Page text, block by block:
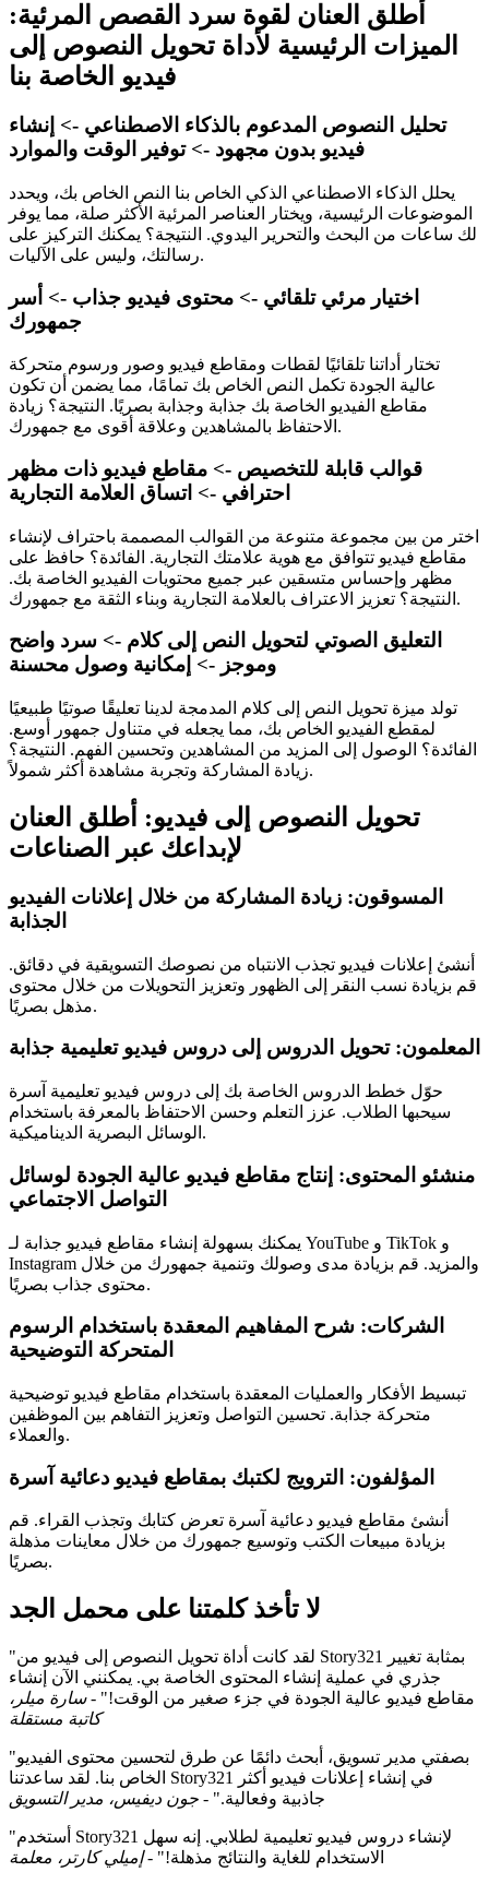
أطلق العنان لقوة سرد القصص المرئية:
الميزات الرئيسية لأداة تحويل النصوص إلى
فيديو الخاصة بنا
تحليل النصوص المدعوم بالذكاء الاصطناعي -> إنشاء
فيديو بدون مجهود -> توفير الوقت والموارد
يحلل الذكاء الاصطناعي الذكي الخاص بنا النص الخاص بك، ويحدد
الموضوعات الرئيسية، ويختار العناصر المرئية الأكثر صلة، مما يوفر
لك ساعات من البحث والتحرير اليدوي. النتيجة؟ يمكنك التركيز على
رسالتك، وليس على الآليات.
اختيار مرئي تلقائي -> محتوى فيديو جذاب -> أسر
جمهورك
تختار أداتنا تلقائيًا لقطات ومقاطع فيديو وصور ورسوم متحركة
عالية الجودة تكمل النص الخاص بك تمامًا، مما يضمن أن تكون
مقاطع الفيديو الخاصة بك جذابة وجذابة بصريًا. النتيجة؟ زيادة
الاحتفاظ بالمشاهدين وعلاقة أقوى مع جمهورك.
قوالب قابلة للتخصيص -> مقاطع فيديو ذات مظهر
احترافي -> اتساق العلامة التجارية
اختر من بين مجموعة متنوعة من القوالب المصممة باحتراف لإنشاء
مقاطع فيديو تتوافق مع هوية علامتك التجارية. الفائدة؟ حافظ على
مظهر وإحساس متسقين عبر جميع محتويات الفيديو الخاصة بك.
النتيجة؟ تعزيز الاعتراف بالعلامة التجارية وبناء الثقة مع جمهورك.
التعليق الصوتي لتحويل النص إلى كلام -> سرد واضح
وموجز -> إمكانية وصول محسنة
تولد ميزة تحويل النص إلى كلام المدمجة لدينا تعليقًا صوتيًا طبيعيًا
لمقطع الفيديو الخاص بك، مما يجعله في متناول جمهور أوسع.
الفائدة؟ الوصول إلى المزيد من المشاهدين وتحسين الفهم. النتيجة؟
زيادة المشاركة وتجربة مشاهدة أكثر شمولاً.
تحويل النصوص إلى فيديو: أطلق العنان
لإبداعك عبر الصناعات
المسوقون: زيادة المشاركة من خلال إعلانات الفيديو
الجذابة
أنشئ إعلانات فيديو تجذب الانتباه من نصوصك التسويقية في دقائق.
قم بزيادة نسب النقر إلى الظهور وتعزيز التحويلات من خلال محتوى
مذهل بصريًا.
المعلمون: تحويل الدروس إلى دروس فيديو تعليمية جذابة
حوّل خطط الدروس الخاصة بك إلى دروس فيديو تعليمية آسرة
سيحبها الطلاب. عزز التعلم وحسن الاحتفاظ بالمعرفة باستخدام
الوسائل البصرية الديناميكية.
منشئو المحتوى: إنتاج مقاطع فيديو عالية الجودة لوسائل
التواصل الاجتماعي
يمكنك بسهولة إنشاء مقاطع فيديو جذابة لـ YouTube و TikTok و
Instagram والمزيد. قم بزيادة مدى وصولك وتنمية جمهورك من خلال
محتوى جذاب بصريًا.
الشركات: شرح المفاهيم المعقدة باستخدام الرسوم
المتحركة التوضيحية
تبسيط الأفكار والعمليات المعقدة باستخدام مقاطع فيديو توضيحية
متحركة جذابة. تحسين التواصل وتعزيز التفاهم بين الموظفين
والعملاء.
المؤلفون: الترويج لكتبك بمقاطع فيديو دعائية آسرة
أنشئ مقاطع فيديو دعائية آسرة تعرض كتابك وتجذب القراء. قم
بزيادة مبيعات الكتب وتوسيع جمهورك من خلال معاينات مذهلة
بصريًا.
لا تأخذ كلمتنا على محمل الجد
"لقد كانت أداة تحويل النصوص إلى فيديو من Story321 بمثابة تغيير
جذري في عملية إنشاء المحتوى الخاصة بي. يمكنني الآن إنشاء
مقاطع فيديو عالية الجودة في جزء صغير من الوقت!" -سارة ميلر،
كاتبة مستقلة
"بصفتي مدير تسويق، أبحث دائمًا عن طرق لتحسين محتوى الفيديو
الخاص بنا. لقد ساعدتنا Story321 في إنشاء إعلانات فيديو أكثر
جاذبية وفعالية." - جون ديفيس، مدير التسويق
"أستخدم Story321 لإنشاء دروس فيديو تعليمية لطلابي. إنه سهل
الاستخدام للغاية والنتائج مذهلة!" -إميلي كارتر، معلمة